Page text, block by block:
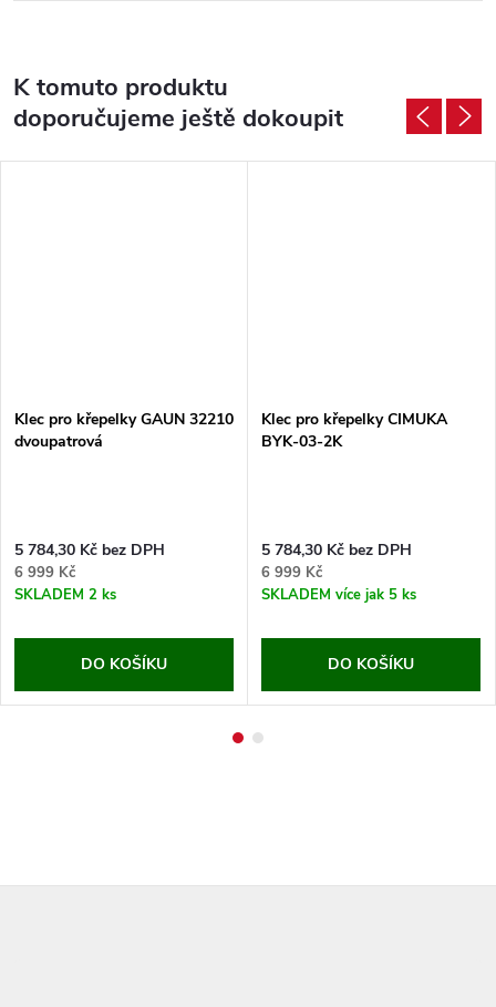
K tomuto produktu
doporučujeme ještě dokoupit
Klec pro křepelky GAUN 32210
dvoupatrová
5 784,30 Kč bez DPH
6 999 Kč
SKLADEM 2 ks
DO KOŠÍKU
Klec pro křepelky CIMUKA
BYK-03-2K
5 784,30 Kč bez DPH
6 999 Kč
SKLADEM více jak 5 ks
DO KOŠÍKU